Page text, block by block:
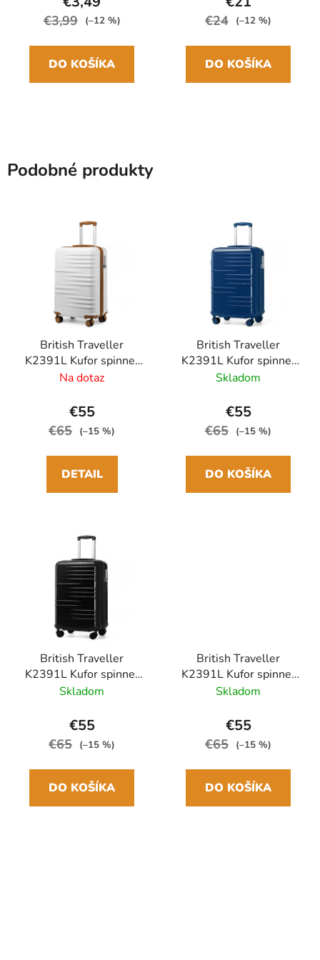
€3,99 (–12 %)
DO KOŠÍKA
€24 (–12 %)
DO KOŠÍKA
Podobné produkty
British Traveller
K2391L Kufor spinner
54cm Biela ABS
Na dotaz
€55
€65 (–15 %)
DETAIL
British Traveller
K2391L Kufor spinner
54cm Modrá Navy ABS
Skladom
€55
€65 (–15 %)
DO KOŠÍKA
British Traveller
K2391L Kufor spinner
54cm Čierna ABS
Skladom
€55
€65 (–15 %)
DO KOŠÍKA
British Traveller
K2391L Kufor spinner
54cm Sivá ABS
Skladom
€55
€65 (–15 %)
DO KOŠÍKA